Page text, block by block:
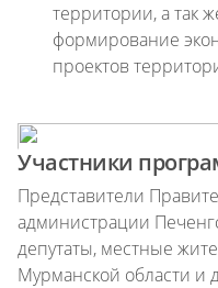
территории, а так
формирование
проектов
Участники
Представители
администрации
депутаты, местные
Мурманской области и